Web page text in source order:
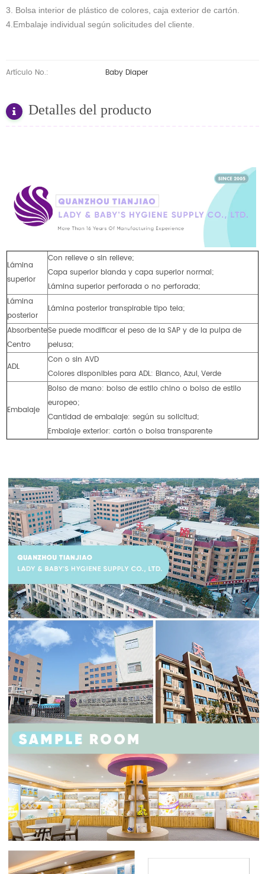
3. Bolsa interior de plástico de colores, caja exterior de cartón.
4.Embalaje individual según solicitudes del cliente.
Artículo No.: Baby Diaper
Detalles del producto
Lámina
superior
Con relieve o sin relieve;
Capa superior blanda y capa superior normal;
Lámina superior perforada o no perforada;
Lámina
posterior
Lámina posterior transpirable tipo tela;
Absorbente
Centro
Se puede modificar el peso de la SAP y de la pulpa de
pelusa;
ADL
Con o sin AVD
Colores disponibles para ADL: Blanco, Azul, Verde
Embalaje
Bolso de mano: bolso de estilo chino o bolso de estilo
europeo;
Cantidad de embalaje: según su solicitud;
Embalaje exterior: cartón o bolsa transparente